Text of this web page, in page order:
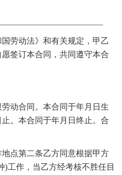
劳动法》和有关规定，甲乙
签订本合同，共同遵守本合
动合同。本合同于年月日生
。本合同于年月日终止。合
点第二条乙方同意根据甲方
)工作，当乙方经考核不胜任目